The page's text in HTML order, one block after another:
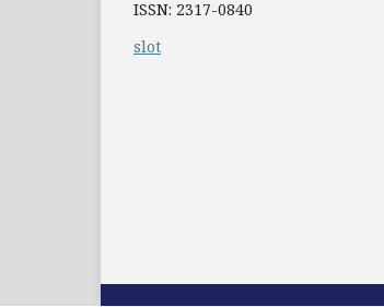
ISSN: 2317-0840
slot